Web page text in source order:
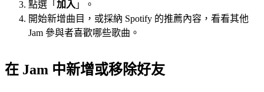
點選「 加入 」。
開始新增曲目，或採納 Spotify 的推薦內容，看看其他
Jam 參與者喜歡哪些歌曲。
在 Jam 中新增或移除好友